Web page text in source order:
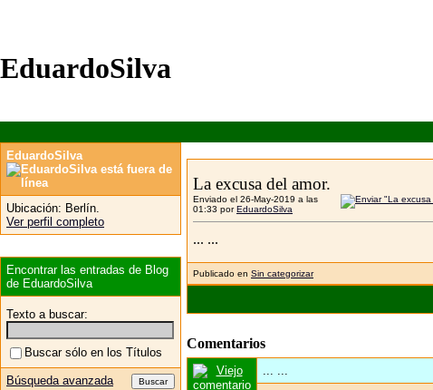
EduardoSilva
La excusa del amor.
Enviado el 26-May-2019 a las
01:33 porEduardoSilva
... ...
Publicado en Sin categorizar
Comentarios
EduardoSilva
Ubicación: Berlín.
Ver perfil completo
Encontrar las entradas de Blog
de EduardoSilva
Texto a buscar:
Buscar sólo en los Títulos
Búsqueda avanzada